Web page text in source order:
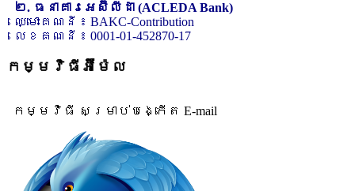
២. ធនាគារអេស៊ីលីដា (ACLEDA Bank)
ឈ្មោះគណនី ៖ BAKC-Contribution
លេខគណនី ៖ 0001-01-452870-17
កម្មវិធីអ៊ីម៉ែល
កម្មវិធី សម្រាប់បង្កើត E-mail